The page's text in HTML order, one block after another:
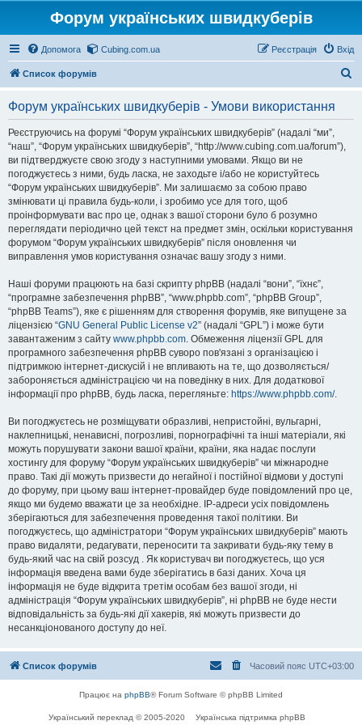
Форум українських швидкуберів
Допомога Cubing.com.ua Вхід
Реєстрація
Список форумів
Форум українських швидкуберів - Умови використання
Реєструючись на форумі “Форум українських швидкуберів” (надалі “ми”,
“наш”, “Форум українських швидкуберів”, “http://www.cubing.com.ua/forum”),
ви підтверджуєте свою згоду з наступними умовами. Якщо ви не
погоджуєтесь з ними, будь ласка, не заходьте і/або не користуйтесь
“Форум українських швидкуберів”. Ми залишаємо за собою право
змінювати ці правила будь-коли, і зробимо усе для того, щоб
проінформувати вас про це, однак з вашої сторони було б розумно
переглядати періодично цей текст на предмет змін, оскільки користування
форумом “Форум українських швидкуберів” після оновлення чи
виправлення умов користування означає вашу згоду з ними.
Наші форуми працюють на базі скрипту phpBB (надалі “вони”, “їхнє”,
“програмне забезпечення phpBB”, “www.phpbb.com”, “phpBB Group”,
“phpBB Teams”), яке є рішенням для створення форумів, яке випущене за
ліцензією “GNU General Public License v2” (надалі “GPL”) і може бути
завантаженим з сайту www.phpbb.com. Обмеження ліцензії GPL для
програмного забезпечення phpBB суворо пов'язані з організацією і
підтримкою інтернет-дискусій і не впливають на те, що дозволяється/
забороняється адміністрацією чи на поведінку в них. Для додаткової
інформації про phpBB, будь ласка, перегляньте: https://www.phpbb.com/.
Ви погоджуєтесь не розміщувати образливі, непристойні, вульгарні,
наклепницькі, ненависні, погрозливі, порнографічні та інші матеріали, які
можуть порушувати закони вашої країни, країни, яка надає послуги
хостингу для форуму “Форум українських швидкуберів” чи міжнародне
право. Такі дії можуть призвести до негайної і постійної відмови у доступі
до форуму, при цьому ваш інтернет-провайдер буде повідомлений про це,
якщо ми будемо вважати це за необхідне. IP-адреси усіх повідомлень
зберігаються для забезпечення проведення такої політики. Ви
погоджуєтесь, що адміністратори “Форум українських швидкуберів” мають
право видаляти, редагувати, переносити та закривати будь-яку тему в
будь-який час на свій розсуд . Як користувач ви погоджуєтесь, що уся
інформація введена вами буде зберігатись в базі даних. Хоча ця
інформація не буде відкрита третім особам без вашої згоди, ні
адміністрація “Форум українських швидкуберів”, ні phpBB не буде нести
відповідальність за будь-які дії хакерів, які можуть призвести до
несанкціонованого доступу до неї.
Список форумів Часовий пояс UTC+03:00
Працює на phpBB® Forum Software © phpBB Limited
Український переклад © 2005-2020 Українська підтримка phpBB